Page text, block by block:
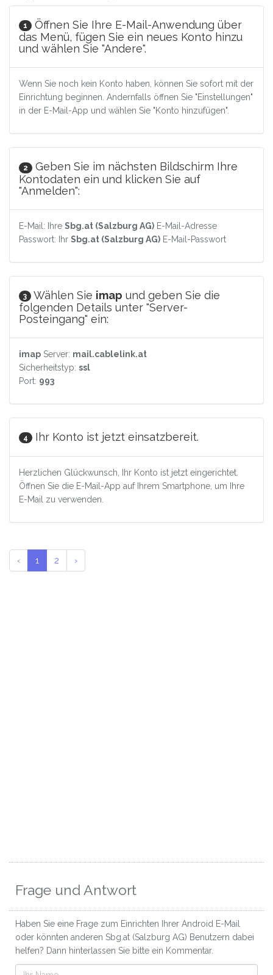
1
Öffnen Sie Ihre E-Mail-Anwendung über
das Menü, fügen Sie ein neues Konto hinzu
und wählen Sie "Andere".
Wenn Sie noch kein Konto haben, können Sie sofort mit der
Einrichtung beginnen. Andernfalls öffnen Sie "Einstellungen"
in der E-Mail-App und wählen Sie "Konto hinzufügen".
2
Geben Sie im nächsten Bildschirm Ihre
Kontodaten ein und klicken Sie auf
"Anmelden":
E-Mail: Ihre Sbg.at (Salzburg AG) E-Mail-Adresse
Passwort: Ihr Sbg.at (Salzburg AG) E-Mail-Passwort
3 Wählen Sie imap und geben Sie die
folgenden Details unter "Server-
Posteingang" ein:
imap Server: mail.cablelink.at
Sicherheitstyp: ssl
Port: 993
4 Ihr Konto ist jetzt einsatzbereit.
Herzlichen Glückwunsch, Ihr Konto ist jetzt eingerichtet.
Öffnen Sie die E-Mail-App auf Ihrem Smartphone, um Ihre
E-Mail zu verwenden.
‹ 1 2 ›
Frage und Antwort
Haben Sie eine Frage zum Einrichten Ihrer Android E-Mail
oder könnten anderen Sbg.at (Salzburg AG) Benutzern dabei
helfen? Dann hinterlassen Sie bitte ein Kommentar.